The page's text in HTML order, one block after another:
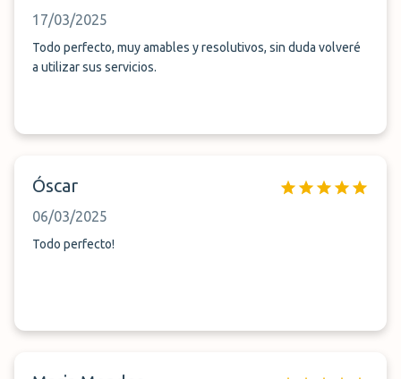
17/03/2025
Todo perfecto, muy amables y resolutivos, sin duda volveré
a utilizar sus servicios.
Óscar
06/03/2025
Todo perfecto!